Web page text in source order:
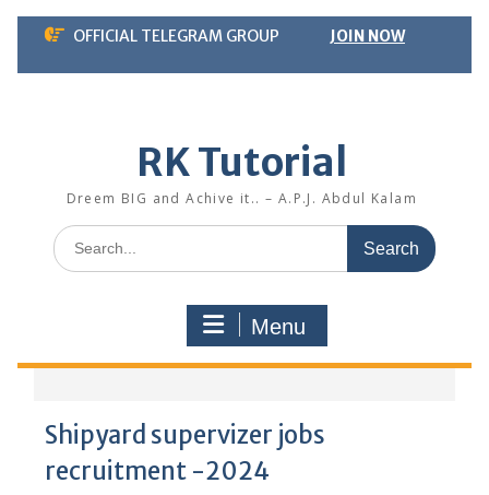
Skip
content
OFFICIAL TELEGRAM GROUP JOIN NOW
RK Tutorial
Dreem BIG and Achive it.. – A.P.J. Abdul Kalam
Search
for:
Menu
Shipyard supervizer jobs
recruitment -2024